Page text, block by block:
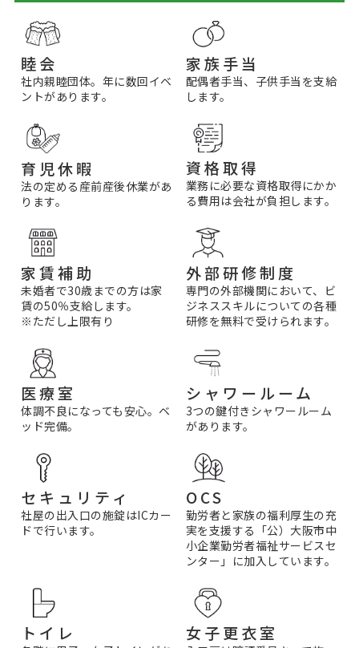
睦会
社内親睦団体。年に数回イベ
ントがあります。
家族手当
配偶者手当、子供手当を支給
します。
育児休暇
法の定める産前産後休業があ
ります。
資格取得
業務に必要な資格取得にかか
る費用は会社が負担します。
家賃補助
未婚者で30歳までの方は家
賃の50％支給します。
※ただし上限有り
外部研修制度
専門の外部機関において、ビ
ジネススキルについての各種
研修を無料で受けられます。
医療室
体調不良になっても安心。ベ
ッド完備。
シャワールーム
3つの鍵付きシャワールーム
があります。
セキュリティ
社屋の出入口の施錠はICカー
ドで行います。
OCS
勤労者と家族の福利厚生の充
実を支援する「公）大阪市中
小企業勤労者福祉サービスセ
ンター」に加入しています。
トイレ 女子更衣室